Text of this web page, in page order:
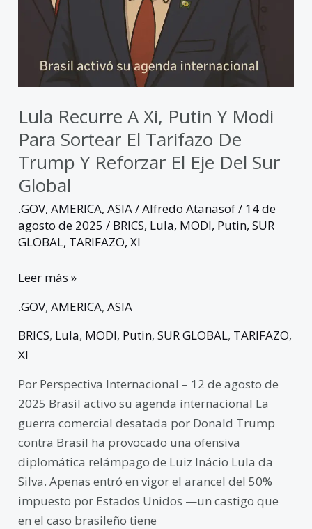
Lula Recurre A Xi, Putin Y Modi
Para Sortear El Tarifazo De
Trump Y Reforzar El Eje Del Sur
Global
.GOV,AMERICA,ASIA/Alfredo Atanasof/ 14 de
agosto de 2025/ BRICS, Lula, MODI, Putin,SUR
GLOBAL, TARIFAZO,XI
Global
Leer más »
.GOV,AMERICA,ASIA
BRICS, Lula, MODI, Putin,SUR GLOBAL, TARIFAZO,
XI
Por Perspectiva Internacional – 12 de agosto de
2025 Brasil activo su agenda internacional La
guerra comercial desatada por Donald Trump
contra Brasil ha provocado una ofensiva
diplomática relámpago de Luiz Inácio Lula da
Silva. Apenas entró en vigor el arancel del 50%
impuesto por Estados Unidos —un castigo que
en el caso brasileño tiene